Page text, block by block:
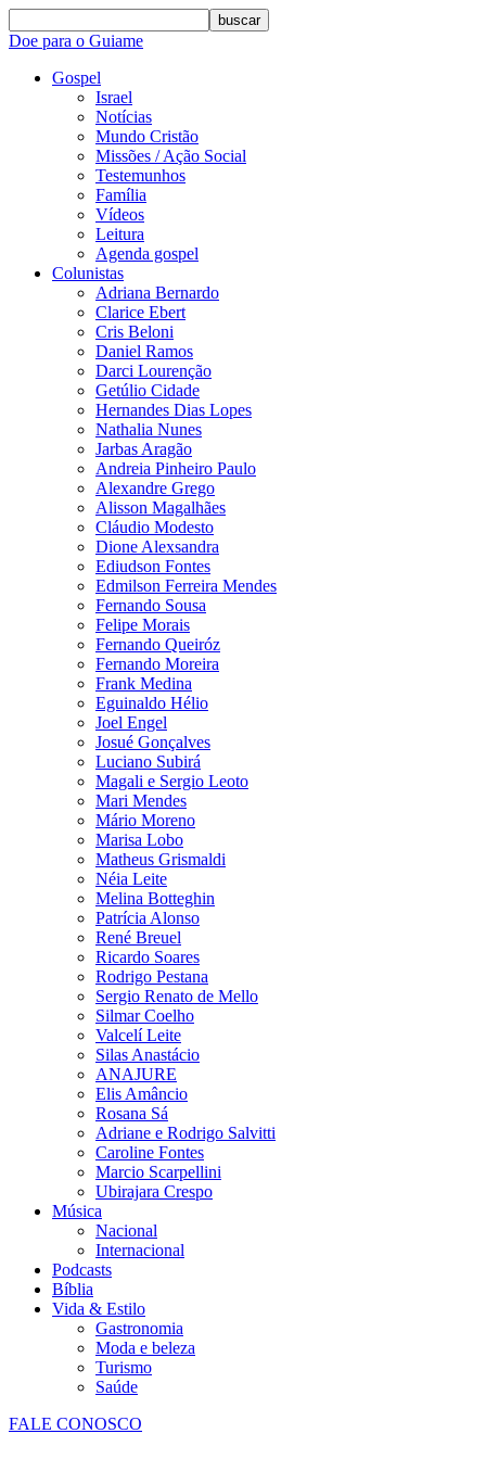
buscar
Doe para o Guiame
Gospel
Israel
Notícias
Mundo Cristão
Missões / Ação Social
Testemunhos
Família
Vídeos
Leitura
Agenda gospel
Colunistas
Adriana Bernardo
Clarice Ebert
Cris Beloni
Daniel Ramos
Darci Lourenção
Getúlio Cidade
Hernandes Dias Lopes
Nathalia Nunes
Jarbas Aragão
Andreia Pinheiro Paulo
Alexandre Grego
Alisson Magalhães
Cláudio Modesto
Dione Alexsandra
Ediudson Fontes
Edmilson Ferreira Mendes
Fernando Sousa
Felipe Morais
Fernando Queiróz
Fernando Moreira
Frank Medina
Eguinaldo Hélio
Joel Engel
Josué Gonçalves
Luciano Subirá
Magali e Sergio Leoto
Mari Mendes
Mário Moreno
Marisa Lobo
Matheus Grismaldi
Néia Leite
Melina Botteghin
Patrícia Alonso
René Breuel
Ricardo Soares
Rodrigo Pestana
Sergio Renato de Mello
Silmar Coelho
Valcelí Leite
Silas Anastácio
ANAJURE
Elis Amâncio
Rosana Sá
Adriane e Rodrigo Salvitti
Caroline Fontes
Marcio Scarpellini
Ubirajara Crespo
Música
Nacional
Internacional
Podcasts
Bíblia
Vida & Estilo
Gastronomia
Moda e beleza
Turismo
Saúde
FALE CONOSCO